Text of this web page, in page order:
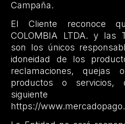
Campaña.
El Cliente reconoce
COLOMBIA LTDA. y las
son los únicos
idoneidad de los
reclamaciones, quejas
productos o servicios,
siguiente
https://